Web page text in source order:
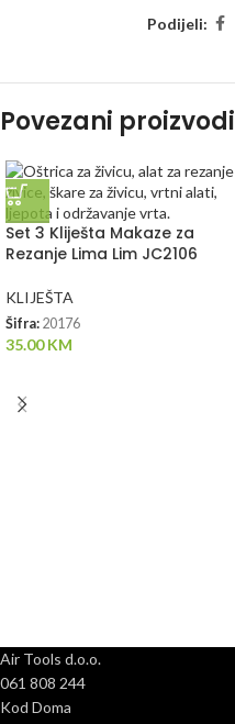
Podijeli:
Povezani proizvodi
Set 3 Kliješta Makaze za
Rezanje Lima Lim JC2106
KLIJEŠTA
Šifra: 20176
35.00KM
Air Tools d.o.o.
061 808 244
Kod Doma